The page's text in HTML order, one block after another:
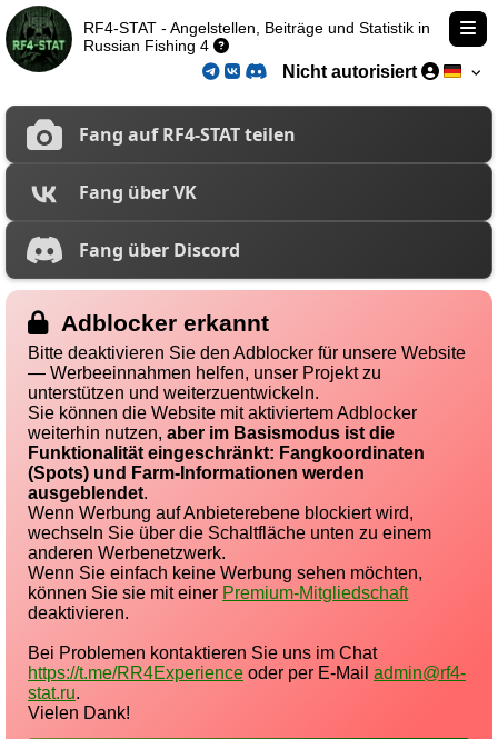
Nicht autorisiert
RF4-STAT - Angelstellen, Beiträge und Statistik in
Russian Fishing 4
Fang auf RF4-STAT teilen
Fang über VK
Fang über Discord
Adblocker erkannt
Bitte deaktivieren Sie den Adblocker für unsere Website
— Werbeeinnahmen helfen, unser Projekt zu
unterstützen und weiterzuentwickeln.
Sie können die Website mit aktiviertem Adblocker
weiterhin nutzen, aber im Basismodus ist die
Funktionalität eingeschränkt: Fangkoordinaten
(Spots) und Farm-Informationen werden
ausgeblendet.
Wenn Werbung auf Anbieterebene blockiert wird,
wechseln Sie über die Schaltfläche unten zu einem
anderen Werbenetzwerk.
Wenn Sie einfach keine Werbung sehen möchten,
können Sie sie mit einer Premium-Mitgliedschaft
deaktivieren.
Bei Problemen kontaktieren Sie uns im Chat
https://t.me/RR4Experience oder per E-Mail admin@rf4-
stat.ru.
Vielen Dank!